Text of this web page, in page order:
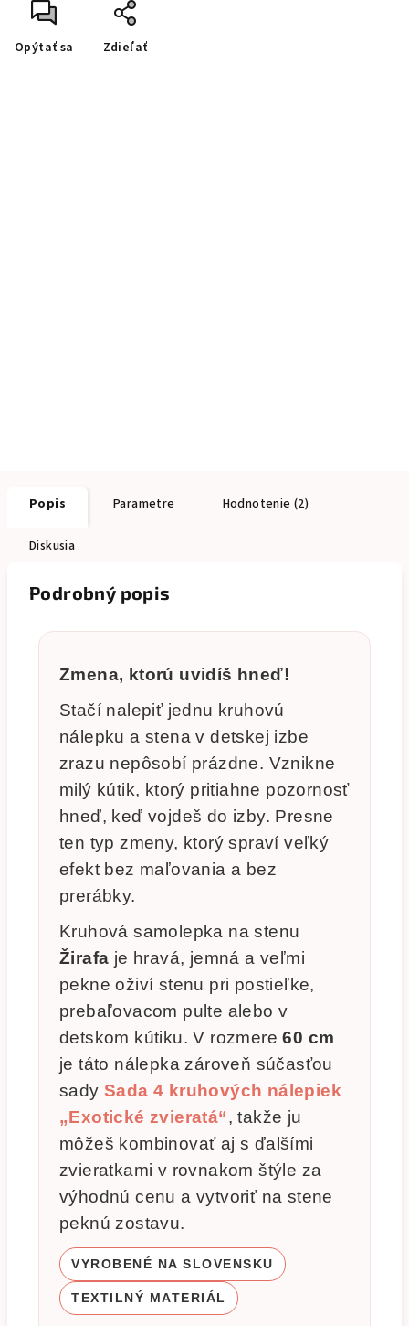
Opýtať sa Zdieľať
Popis Parametre Hodnotenie (2)
Diskusia
Podrobný popis
Zmena, ktorú uvidíš hneď!
Stačí nalepiť jednu kruhovú
nálepku a stena v detskej izbe
zrazu nepôsobí prázdne. Vznikne
milý kútik, ktorý pritiahne pozornosť
hneď, keď vojdeš do izby. Presne
ten typ zmeny, ktorý spraví veľký
efekt bez maľovania a bez
prerábky.
Kruhová samolepka na stenu
Žirafa je hravá, jemná a veľmi
pekne oživí stenu pri postieľke,
prebaľovacom pulte alebo v
detskom kútiku. V rozmere60 cm
je táto nálepka zároveň súčasťou
sady Sada 4 kruhových nálepiek
„Exotické zvieratá“, takže ju
môžeš kombinovať aj s ďalšími
zvieratkami v rovnakom štýle za
výhodnú cenu a vytvoriť na stene
peknú zostavu.
VYROBENÉ NA SLOVENSKU
TEXTILNÝ MATERIÁL